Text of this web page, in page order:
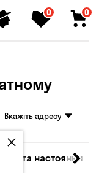
0 0
Вкажіть адресу
та настоянки